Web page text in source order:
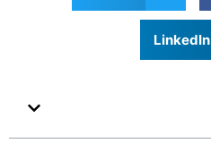
LinkedIn